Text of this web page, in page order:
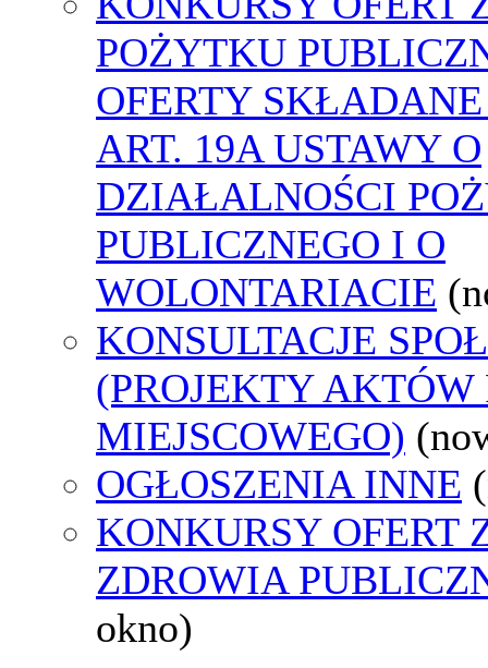
POŻYTKU
OFERTY
ART. 19A USTAWY O
DZIAŁALNOŚCI
PUBLICZNEGO I O
WOLONTARIACIE
KONSULTACJE
(PROJEKTY AKTÓW
MIEJSCOWEGO)
OGŁOSZENIA INNE
KONKURSY OFERT
ZDROWIA
okno)